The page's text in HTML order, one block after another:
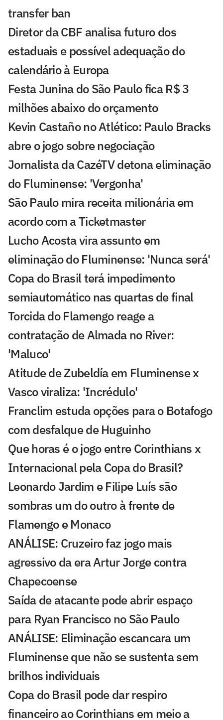
transfer ban
Diretor da CBF analisa futuro dos
estaduais e possível adequação do
calendário à Europa
Festa Junina do São Paulo fica R$ 3
milhões abaixo do orçamento
Kevin Castaño no Atlético: Paulo Bracks
abre o jogo sobre negociação
Jornalista da CazéTV detona eliminação
do Fluminense: 'Vergonha'
São Paulo mira receita milionária em
acordo com a Ticketmaster
Lucho Acosta vira assunto em
eliminação do Fluminense: 'Nunca será'
Copa do Brasil terá impedimento
semiautomático nas quartas de final
Torcida do Flamengo reage a
contratação de Almada no River:
'Maluco'
Atitude de Zubeldía em Fluminense x
Vasco viraliza: 'Incrédulo'
Franclim estuda opções para o Botafogo
com desfalque de Huguinho
Que horas é o jogo entre Corinthians x
Internacional pela Copa do Brasil?
Leonardo Jardim e Filipe Luís são
sombras um do outro à frente de
Flamengo e Monaco
ANÁLISE: Cruzeiro faz jogo mais
agressivo da era Artur Jorge contra
Chapecoense
Saída de atacante pode abrir espaço
para Ryan Francisco no São Paulo
ANÁLISE: Eliminação escancara um
Fluminense que não se sustenta sem
brilhos individuais
Copa do Brasil pode dar respiro
financeiro ao Corinthians em meio a